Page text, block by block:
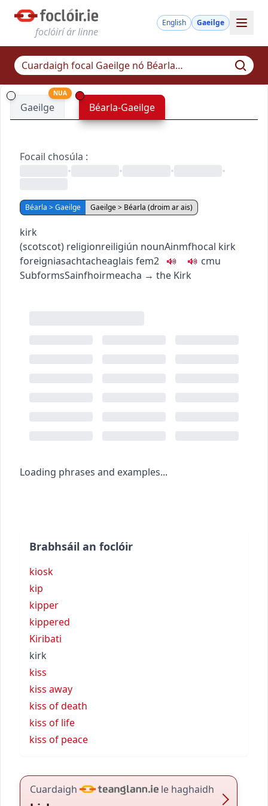
foclóirí ár linne
English Gaeilge
Gaeilge
NUA
Béarla-Gaeilge
Focail chosúla :
•
• • •
Béarla > Gaeilge Gaeilge > Béarla (droim ar ais)
kirk
(scotscot) religionreiligiún nounAinmfhocal kirk
foreigniasachtacheaglais fem2 cmu
SubformsSainfhoirmeacha → the Kirk
Loading phrases and examples...
Brabhsáil an foclóir
kiosk
kip
kipper
kippered
Kiribati
kirk
kiss
kiss away
kiss of death
kiss of life
kiss of peace
Cuardaigh le haghaidh